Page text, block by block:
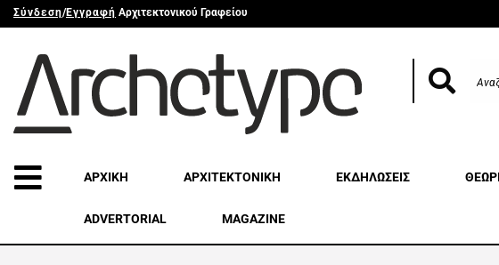
Σύνδεση/Εγγραφή Αρχιτεκτονικού Γραφείου
ΑΡΧΙΚΗ ΑΡΧΙΤΕΚΤΟΝΙΚΗ ΕΚΔΗΛΩΣΕΙΣ
ADVERTORIAL MAGAZINE